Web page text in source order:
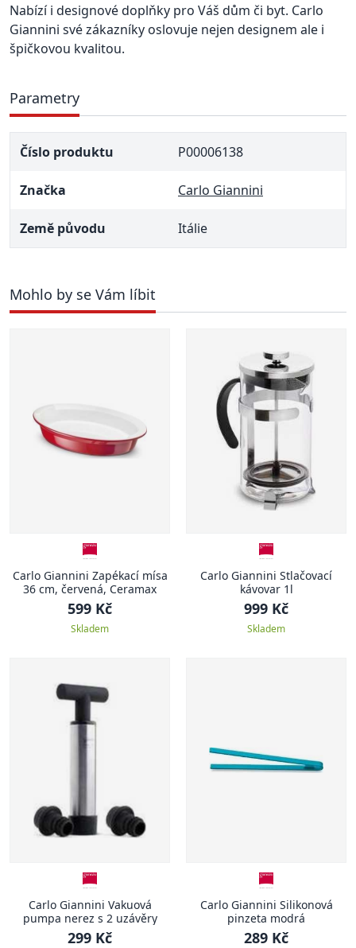
Nabízí i designové doplňky pro Váš dům či byt. Carlo
Giannini své zákazníky oslovuje nejen designem ale i
špičkovou kvalitou.
Parametry
Číslo produktu P00006138
Značka Carlo Giannini
Země původu Itálie
Mohlo by se Vám líbit
Carlo Giannini Zapékací mísa
36 cm, červená, Ceramax
599 Kč
Skladem
Carlo Giannini Stlačovací
kávovar 1l
999 Kč
Skladem
Carlo Giannini Vakuová
pumpa nerez s 2 uzávěry
299 Kč
Carlo Giannini Silikonová
pinzeta modrá
289 Kč